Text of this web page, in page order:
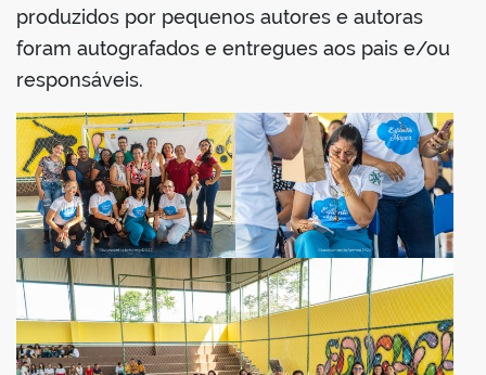
produzidos por pequenos autores e autoras
foram autografados e entregues aos pais e/ou
responsáveis.